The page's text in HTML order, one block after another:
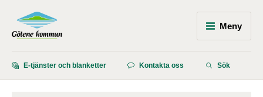
Meny
E-tjänster och blanketter Kontakta oss Sök